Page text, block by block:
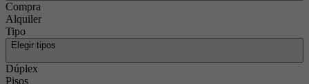
Compra
Alquiler
Tipo
Elegir tipos
Dúplex
Pisos